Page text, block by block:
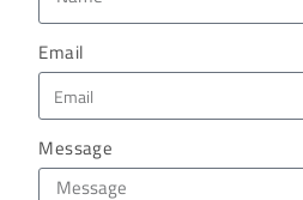
Email
Message